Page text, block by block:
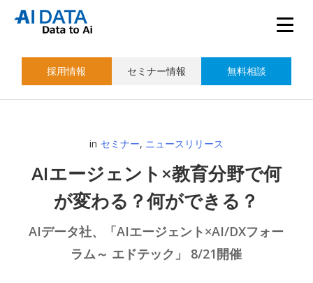
採用情報 セミナー情報 無料相談
in セミナー, ニュースリリース
AIエージェント×教育分野で何
が変わる？何ができる？
AIデータ社、「AIエージェント×AI/DXフォー
ラム～ エドテック」 8/21開催